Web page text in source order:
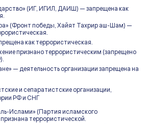
(ИГ, ИГИЛ, ДАИШ) — запрещена как
(Фронт победы, Хайят Тахрир аш-Шам) —
как террористическая.
признано террористическим (запрещено
— деятельность организации запрещена на
и сепаратистские организации,
РФ и СНГ
Ислами» (Партия исламского
террористической.